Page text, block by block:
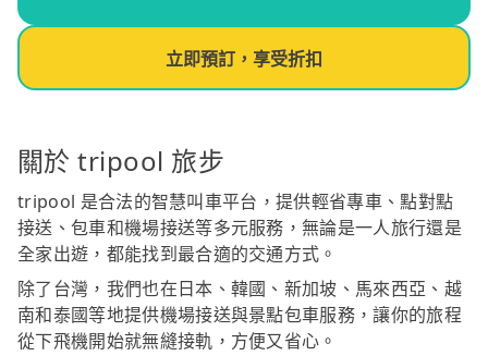
立即預訂，享受折扣
關於 tripool 旅步
tripool 是合法的智慧叫車平台，提供輕省專車、點對點
接送、包車和機場接送等多元服務，無論是一人旅行還是
全家出遊，都能找到最合適的交通方式。
除了台灣，我們也在日本、韓國、新加坡、馬來西亞、越
南和泰國等地提供機場接送與景點包車服務，讓你的旅程
從下飛機開始就無縫接軌，方便又省心。